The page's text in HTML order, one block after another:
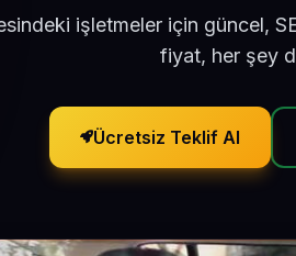
işletmeler için güncel,
fiyat, her şey
Ücretsiz Teklif Al